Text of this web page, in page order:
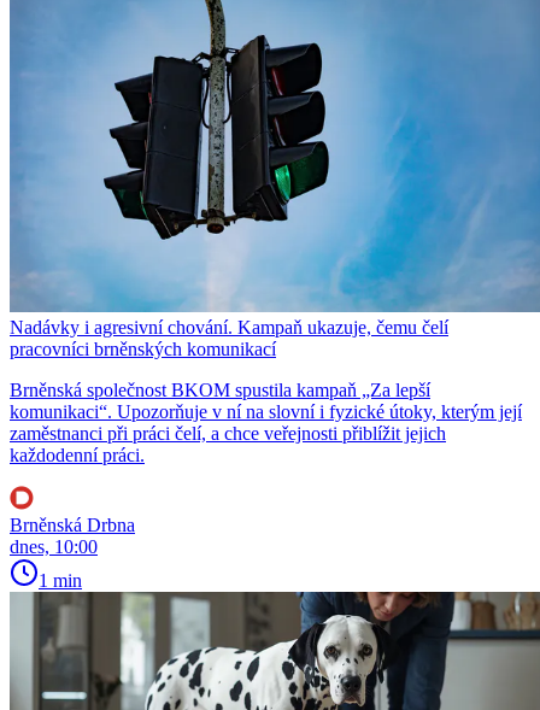
Nadávky i agresivní chování. Kampaň ukazuje, čemu čelí
pracovníci brněnských komunikací
Brněnská společnost BKOM spustila kampaň „Za lepší
komunikaci“. Upozorňuje v ní na slovní i fyzické útoky, kterým její
zaměstnanci při práci čelí, a chce veřejnosti přiblížit jejich
každodenní práci.
Brněnská Drbna
dnes, 10:00
1 min